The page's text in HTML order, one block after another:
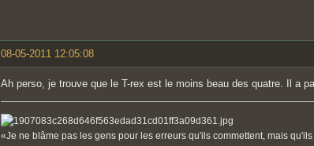
08-05-2011 12:05:08
Ah perso, je trouve que le T-rex est le moins beau des quatre. Il a
«Je ne blâme pas les gens pour les erreurs qu'ils commettent, mais